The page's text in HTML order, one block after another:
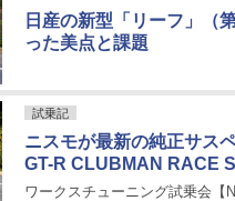
日産の新型「リーフ」（
った美点と課題
試乗記
ニスモが最新の純正サス
GT-R CLUBMAN RACE
ワークスチューニング試乗会【